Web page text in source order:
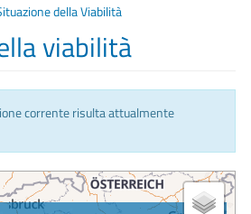
della Viabilità
viabilità
corrente risulta attualmente